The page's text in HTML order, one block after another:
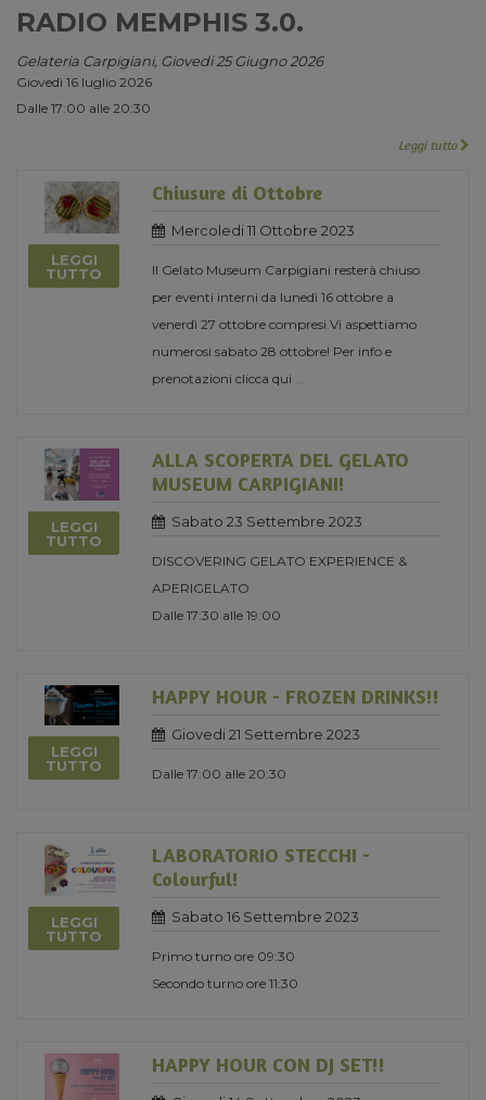
RADIO MEMPHIS 3.0.
Gelateria Carpigiani, Giovedi 25 Giugno 2026
Giovedì 16 luglio 2026
Dalle 17:00 alle 20:30
Leggi tutto
LEGGI
TUTTO
Chiusure di Ottobre
Mercoledi 11 Ottobre 2023
Il Gelato Museum Carpigiani resterà chiuso
per eventi interni da lunedì 16 ottobre a
venerdì 27 ottobre compresi.Vi aspettiamo
numerosi sabato 28 ottobre! Per info e
prenotazioni clicca qui
LEGGI
TUTTO
ALLA SCOPERTA DEL GELATO
MUSEUM CARPIGIANI!
Sabato 23 Settembre 2023
DISCOVERING GELATO EXPERIENCE &
APERIGELATO
Dalle 17:30 alle 19:00
LEGGI
TUTTO
HAPPY HOUR - FROZEN DRINKS!!
Giovedi 21 Settembre 2023
Dalle 17:00 alle 20:30
LEGGI
TUTTO
LABORATORIO STECCHI -
Colourful!
Sabato 16 Settembre 2023
Primo turno ore 09:30
Secondo turno ore 11:30
HAPPY HOUR CON DJ SET!!